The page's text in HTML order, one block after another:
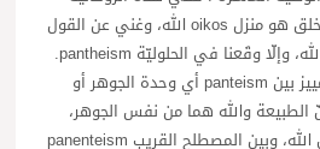
الإيكولوجية كما يسميها، الخلق هو منزل oikos الله، وغني عن القول
أنه ليس من طبيعة physis الله، وإلّا وقَعنا في الحلوليّة pantheism.
ويمكننا هنا الإشارة إلى التمييز بين panteism أي وحدة الجوهر أو
والله هما من نفس الجوهر،
وبمعنى آخر أن الطبيعة هي الله، وبين المصطلح القريب panenteism